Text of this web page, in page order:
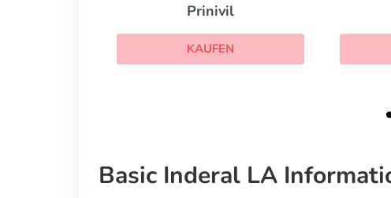
Vasotec
KAUFEN
Basic Inderal LA